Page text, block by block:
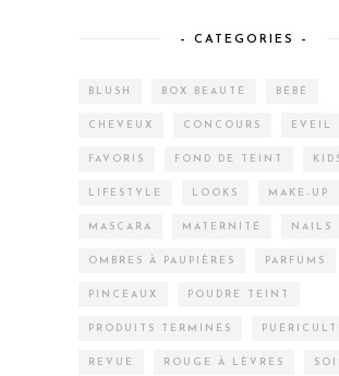
– CATEGORIES –
BLUSH BOX BEAUTÉ BÉBÉ
CHEVEUX CONCOURS EVEIL
FAVORIS FOND DE TEINT
LIFESTYLE LOOKS MAKE-UP
MASCARA MATERNITÉ NAILS
OMBRES À PAUPIÈRES PARFUMS
PINCEAUX POUDRE TEINT
PRODUITS TERMINÉS
REVUE ROUGE À LÈVRES